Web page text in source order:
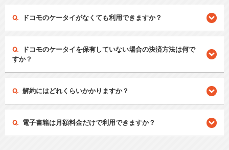
ドコモのケータイがなくても利用できますか？
ドコモのケータイを保有していない場合の決済方法は何で
すか？
解約にはどれくらいかかりますか？
電子書籍は月額料金だけで利用できますか？